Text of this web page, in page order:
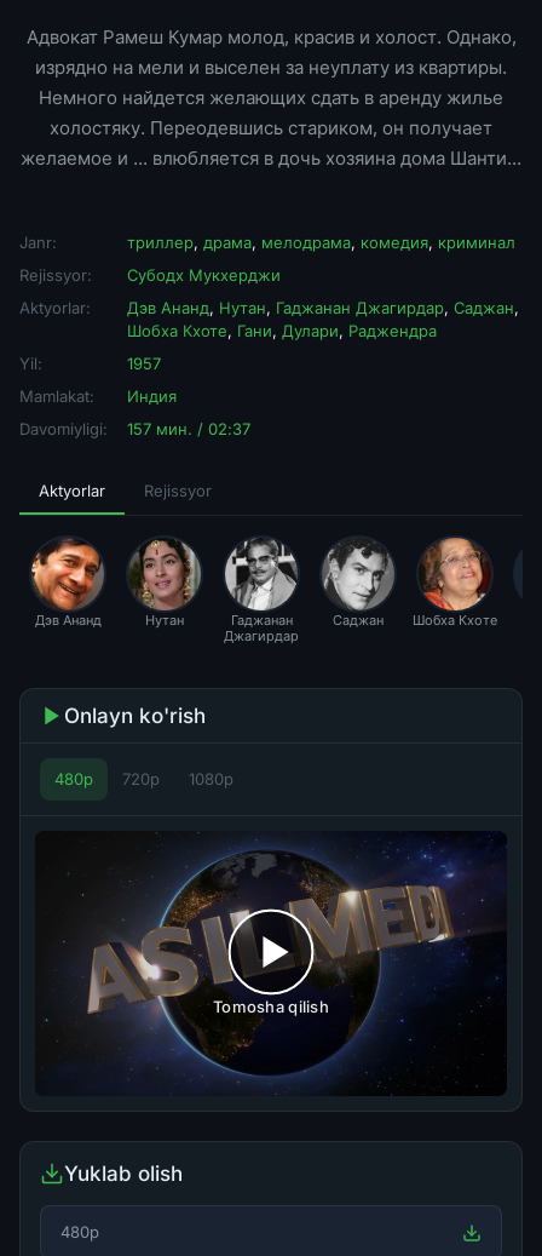
Адвокат Рамеш Кумар молод, красив и холост. Однако,
изрядно на мели и выселен за неуплату из квартиры.
Немного найдется желающих сдать в аренду жилье
холостяку. Переодевшись стариком, он получает
желаемое и ... влюбляется в дочь хозяина дома Шанти...
Janr: триллер, драма, мелодрама, комедия, криминал
Rejissyor:
Субодх Мукхерджи
Aktyorlar:
Дэв Ананд, Нутан, Гаджанан Джагирдар, Саджан,
Шобха Кхоте, Гани, Дулари, Раджендра
Yil:
1957
Mamlakat:
Индия
Davomiyligi:
157 мин. / 02:37
Aktyorlar Rejissyor
Дэв Ананд Нутан
Гаджанан
Джагирдар
Саджан Шобха Кхоте
Onlayn ko'rish
480p 720p 1080p
Tomosha qilish
Yuklab olish
480p